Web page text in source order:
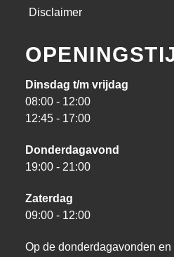
Disclaimer
Dinsdag t/m vrijdag
08:00 - 12:00
12:45 - 17:00
Donderdagavond
19:00 - 21:00
Zaterdag
09:00 - 12:00
Op de donderdagavonden